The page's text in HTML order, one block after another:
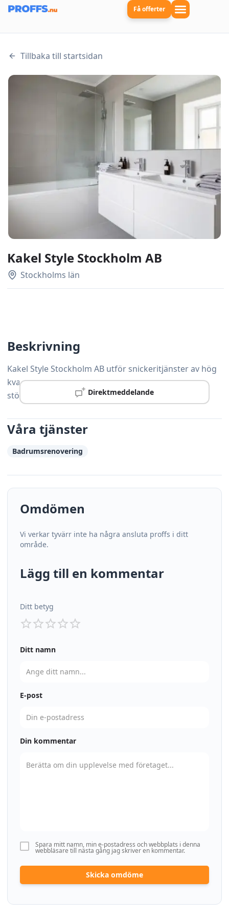
Få offerter
Tillbaka till startsidan
Kakel Style Stockholm AB
Stockholms län
Direktmeddelande
Beskrivning
Kakel Style Stockholm AB utför snickeritjänster av hög
kvalitet i Skärholmen – från mindre reparationer till
större renoveringsprojekt.
Våra tjänster
Badrumsrenovering
Omdömen
Vi verkar tyvärr inte ha några ansluta proffs i ditt
område.
Lägg till en kommentar
Ditt betyg
Ditt namn
E-post
Din kommentar
Spara mitt namn, min e-postadress och webbplats i denna
webbläsare till nästa gång jag skriver en kommentar.
Skicka omdöme